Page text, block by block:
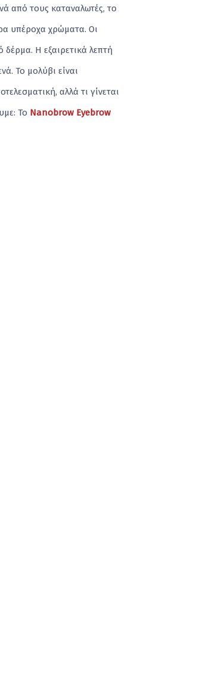
από τους καταναλωτές, το
υπέροχα χρώματα. Οι
Η εξαιρετικά λεπτή
Το μολύβι είναι
αλλά τι γίνεται
Το Nanobrow Eyebrow